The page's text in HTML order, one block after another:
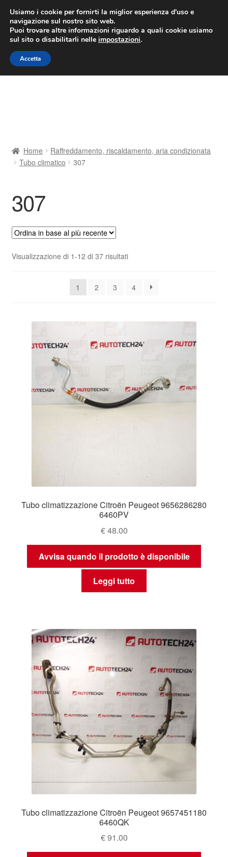
CONSEGNA da 7 EUR
Lun-Ven 9:00 - 16:00/800 580 290
Vai
alla
navigazione
Vai
al
contenuto
Consegna
Rimostranza
Spedizione in tutto il mondo
Termini e condizioni
Home
Raffreddamento, riscaldamento, aria condizionata
Tubo climatico
307
307
Visualizzazione di 1-12 di 37 risultatiOrdina
al
1 2 3 4
Tubo climatizzazione Citroën Peugeot 9656286280
6460PV
€48.00
Avvisa quando il prodotto è disponibile
Leggi tutto
Tubo climatizzazione Citroën Peugeot 9657451180
6460QK
€91.00
Usiamo i cookie per fornirti la miglior esperienza d'uso e
navigazione sul nostro sito web.
Puoi trovare altre informazioni riguardo a quali cookie usiamo
sul sito o disabilitarli nelle impostazioni.
Accetta